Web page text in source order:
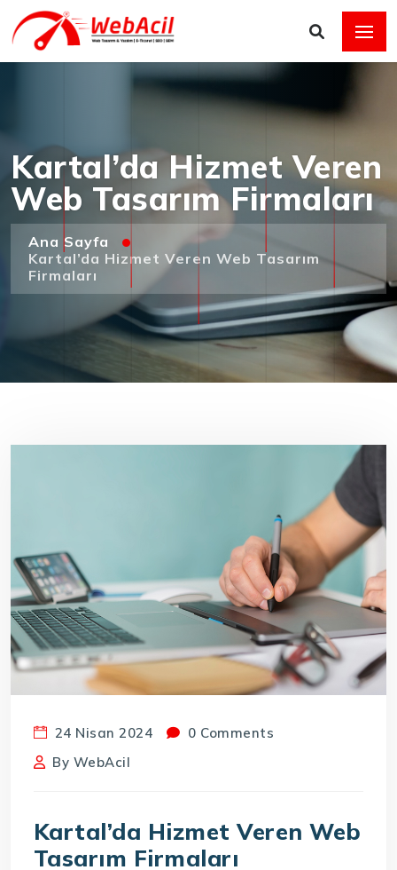
Kartal’da Hizmet Veren
Web Tasarım Firmaları
Ana Sayfa
Kartal’da Hizmet Veren Web Tasarım
Firmaları
24 Nisan 2024
0 Comments
By WebAcil
Kartal’da Hizmet Veren Web
Tasarım Firmaları